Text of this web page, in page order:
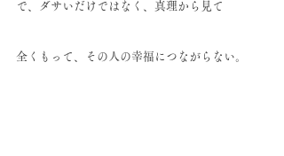
で、ダサいだけではなく、真理から見て
全くもって、その人の幸福につながらない。